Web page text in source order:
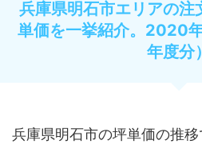
兵庫県明石市エリアの注
単価を一挙紹介。2020
年度分）
兵庫県明石市の坪単価の推